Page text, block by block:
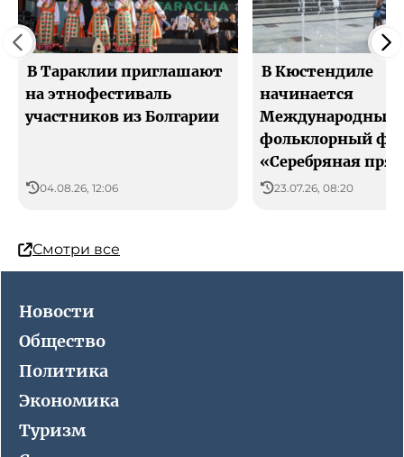
В Тараклии приглашают
на этнофестиваль
участников из Болгарии
04.08.26, 12:06
В Кюстендиле
начинается
Международный
фольклорный
«Серебряная
23.07.26, 08:20
Смотри все
Новости
Общество
Политика
Экономика
Туризм